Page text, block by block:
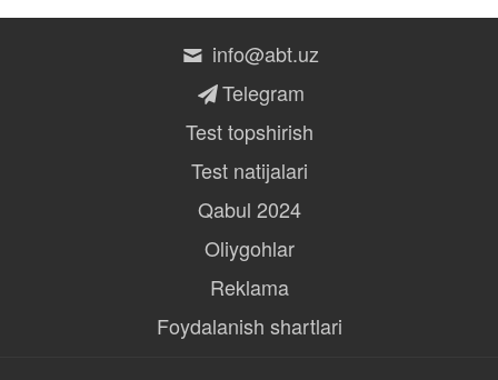
info@abt.uz
Telegram
Test topshirish
Test natijalari
Qabul 2024
Oliygohlar
Reklama
Foydalanish shartlari